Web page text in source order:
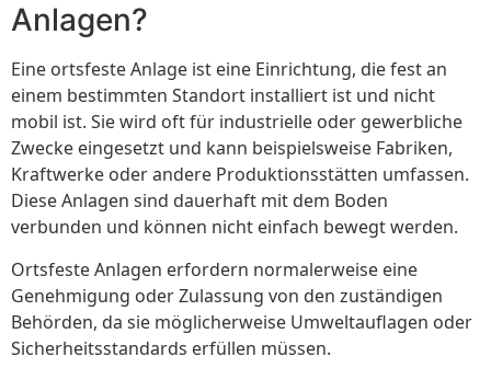
Anlagen?
Eine ortsfeste Anlage ist eine Einrichtung, die fest an
einem bestimmten Standort installiert ist und nicht
mobil ist. Sie wird oft für industrielle oder gewerbliche
Zwecke eingesetzt und kann beispielsweise Fabriken,
Kraftwerke oder andere Produktionsstätten umfassen.
Diese Anlagen sind dauerhaft mit dem Boden
verbunden und können nicht einfach bewegt werden.
Ortsfeste Anlagen erfordern normalerweise eine
Genehmigung oder Zulassung von den zuständigen
Behörden, da sie möglicherweise Umweltauflagen oder
Sicherheitsstandards erfüllen müssen.